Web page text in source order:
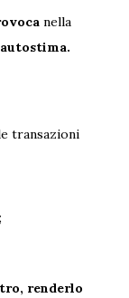
nella
transazioni
;
renderlo